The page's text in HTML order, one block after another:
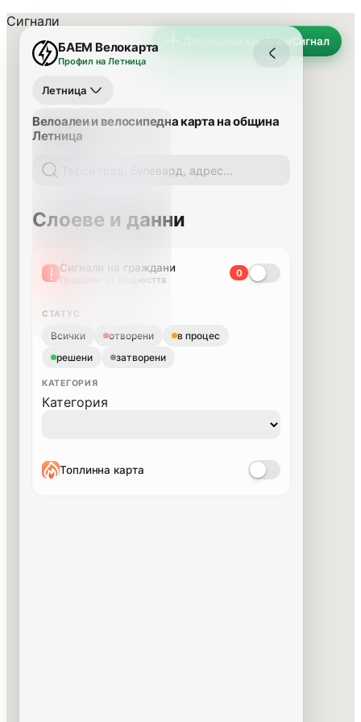
Докладвай проблемСигнал
БАЕМ Велокарта
Профил на Летница
Летница
Велоалеи и велосипедна карта на община
Летница
Слоеве и данни
Сигнали на граждани
Подадени от общността
0
СТАТУС
Всички отворени
в процес
решени
затворени
КАТЕГОРИЯ
Категория
Топлинна карта
Сигнали